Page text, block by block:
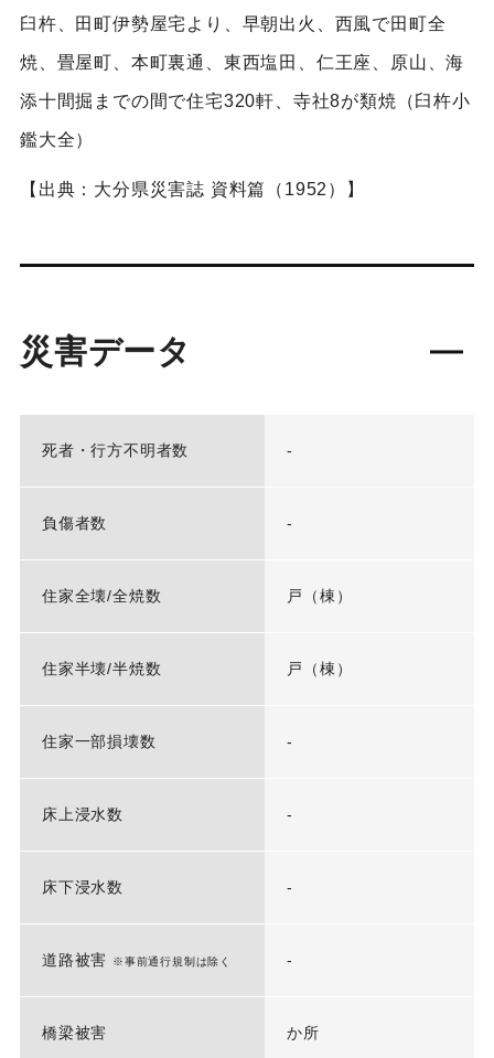
臼杵、田町伊勢屋宅より、早朝出火、西風で田町全
焼、畳屋町、本町裏通、東西塩田、仁王座、原山、海
添十間掘までの間で住宅320軒、寺社8が類焼（臼杵小
鑑大全）
【出典：大分県災害誌 資料篇（1952）】
災害データ
死者・行方不明者数 -
負傷者数 -
住家全壊/全焼数 戸（棟）
住家半壊/半焼数 戸（棟）
住家一部損壊数 -
床上浸水数 -
床下浸水数 -
道路被害 ※事前通行規制は除く -
橋梁被害 か所